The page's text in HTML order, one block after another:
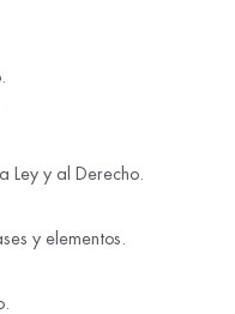
Ley y al Derecho.
y elementos.